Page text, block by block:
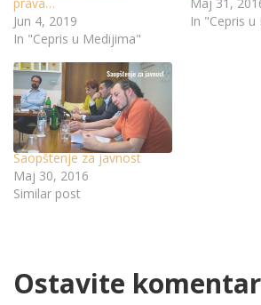
Jun 4, 2019
In "Cepris u Medijima"
In "Cepris
Saopštenje za javnost
Maj 30, 2016
Similar post
Ostavite komentar